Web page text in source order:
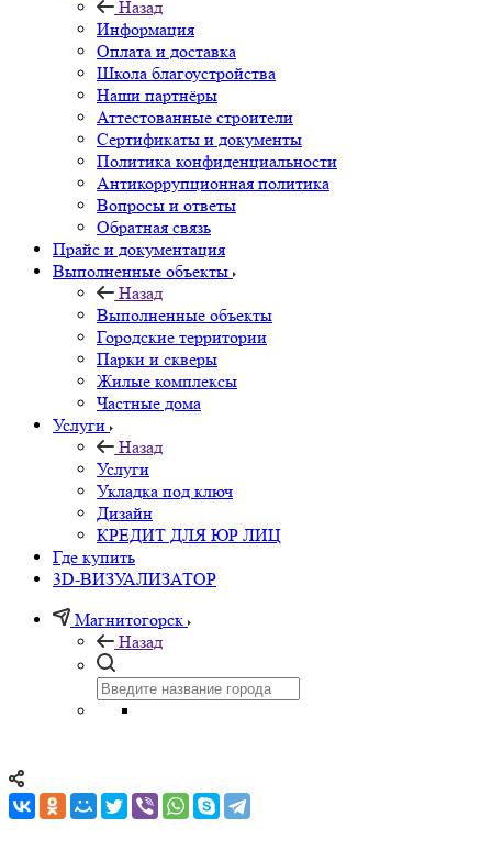
Назад
Информация
Оплата и доставка
Школа благоустройства
Наши партнёры
Аттестованные строители
Сертификаты и документы
Политика конфиденциальности
Антикоррупционная политика
Вопросы и ответы
Обратная связь
Прайс и документация
Выполненные объекты
Назад
Выполненные объекты
Городские территории
Парки и скверы
Жилые комплексы
Частные дома
Услуги
Назад
Услуги
Укладка под ключ
Дизайн
КРЕДИТ ДЛЯ ЮР ЛИЦ
Где купить
3D-ВИЗУАЛИЗАТОР
Магнитогорск
Назад